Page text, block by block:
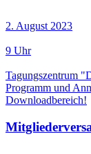
2. August 2023
9 Uhr
Tagungszentrum
Programm und
Downloadbereich!